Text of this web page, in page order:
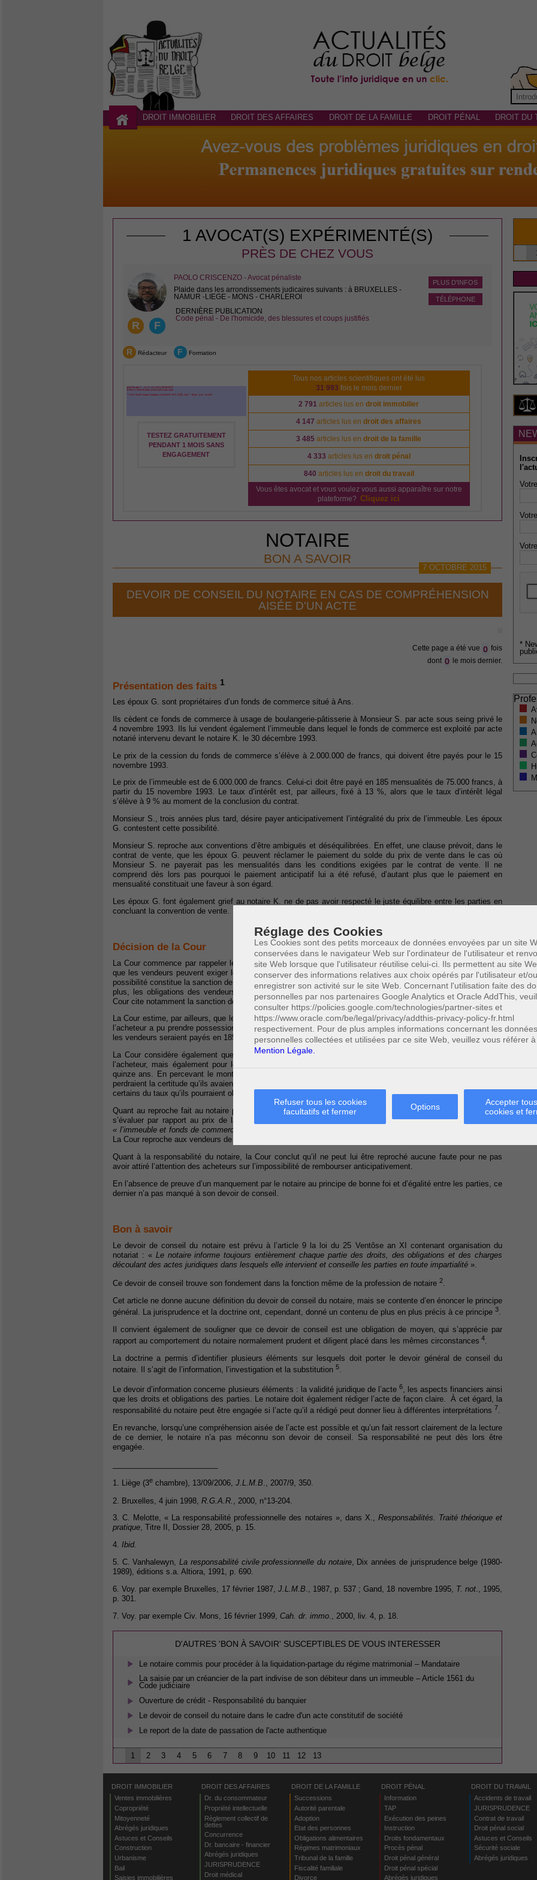
Réglage des Cookies
Les Cookies sont des petits morceaux de données envoyées par un site
conservées dans le navigateur Web sur l'ordinateur de l'utilisateur et
site Web lorsque que l'utilisateur réutilise celui-ci. Ils permettent au site
conserver des informations relatives aux choix opérés par l'utilisateur et/
enregistrer son activité sur le site Web. Concernant l'utilisation faite des
personnelles par nos partenaires Google Analytics et Oracle AddThis,
consulter https://policies.google.com/technologies/partner-sites et
https://www.oracle.com/be/legal/privacy/addthis-privacy-policy-fr.html
respectivement. Pour de plus amples informations concernant les données
personnelles collectées et utilisées par ce site Web, veuillez vous référer
Mention Légale.
Refuser tous les cookies
facultatifs et fermer
Options
Accepter
cookies et
DROIT IMMOBILIER DROIT DES AFFAIRES DROIT DE LA FAMILLE DROIT PÉNAL DROIT DU
1 AVOCAT(S) EXPÉRIMENTÉ(S)
PRÈS DE CHEZ VOUS
R F
PLUS D'INFOS
TÉLÉPHONE
PAOLO CRISCENZO - Avocat pénaliste
Plaide dans les arrondissements judicaires suivants : à BRUXELLES -
NAMUR -LIEGE - MONS - CHARLEROI
DERNIÈRE PUBLICATION
Code pénal - De l'homicide, des blessures et coups justifiés
R Rédacteur F Formation
TESTEZ GRATUITEMENT
PENDANT 1 MOIS SANS
ENGAGEMENT
Tous nos articles scientifiques ont été lus
31 993 fois le mois dernier
2 791 articles lus endroit immobilier
4 147 articles lus endroit des affaires
3 485 articles lus endroit de la famille
4 333 articles lus en droit pénal
840 articles lus en droit du travail
Vous êtes avocat et vous voulez vous aussi apparaître sur notre
plateforme? Cliquez ici
NOTAIRE
BON A SAVOIR
7 OCTOBRE 2015
DEVOIR DE CONSEIL DU NOTAIRE EN CAS DE COMPRÉHENSION
AISÉE D'UN ACTE
Cette page a été vue 0 fois
dont 0 le mois dernier.
Présentation des faits 1
Les époux G. sont propriétaires d’un fonds de commerce situé à Ans.
Ils cèdent ce fonds de commerce à usage de boulangerie-pâtisserie à Monsieur S. par acte sous seing privé le
4 novembre 1993. Ils lui vendent également l’immeuble dans lequel le fonds de commerce est exploité par acte
notarié intervenu devant le notaire K. le 30 décembre 1993.
Le prix de la cession du fonds de commerce s’élève à 2.000.000 de francs, qui doivent être payés pour le 15
novembre 1993.
Le prix de l’immeuble est de 6.000.000 de francs. Celui-ci doit être payé en 185 mensualités de 75.000 francs, à
partir du 15 novembre 1993. Le taux d’intérêt est, par ailleurs, fixé à 13 %, alors que le taux d’intérêt légal
s’élève à 9 % au moment de la conclusion du contrat.
Monsieur S., trois années plus tard, désire payer anticipativement l’intégralité du prix de l’immeuble. Les époux
G. contestent cette possibilité.
Monsieur S. reproche aux conventions d’être ambiguës et déséquilibrées. En effet, une clause prévoit, dans le
contrat de vente, que les époux G. peuvent réclamer le paiement du solde du prix de vente dans le cas où
Monsieur S. ne payerait pas les mensualités dans les conditions exigées par le contrat de vente. Il ne
comprend dès lors pas pourquoi le paiement anticipatif lui a été refusé, d’autant plus que le paiement en
mensualité constituait une faveur à son égard.
Les époux G. font également grief au notaire K. ne de pas avoir respecté le juste équilibre entre les parties en
concluant la convention de vente.
Décision de la Cour
La Cour commence par rappeler les différentes obligations qui pèsent sur les deux parties. Même s’il est vrai
que les vendeurs peuvent exiger le paiement du solde du prix en cas de non-paiement des mensualités, cette
possibilité constitue la sanction de l’inexécution de l’acheteur et ne peut être exercé que dans un cas précis. De
plus, les obligations des vendeurs étaient également sanctionnées en cas de non-exécution de celles-ci. La
Cour cite notamment la sanction de l’obligation de non-concurrence dont faisaient l’objet les vendeurs.
La Cour estime, par ailleurs, que les obligations conventionnelles des deux parties sont équilibrées dès lors que
l’acheteur a pu prendre possession immédiatement du fonds de commerce, ainsi que de l’immeuble, alors que
les vendeurs seraient payés en 185 fois.
La Cour considère également que le paiement en 185 mensualités n’était pas uniquement un avantage pour
l’acheteur, mais également pour les vendeurs qui se voyaient offrir une somme fixe tous les mois pendant
quinze ans. En percevant le montant du prix de la vente en une seule fois, la Cour estime que les vendeurs
perdraient la certitude qu’ils avaient de recevoir le même montant tous les mois pendant quinze ans, n’étant pas
certains du taux qu’ils pourraient obtenir en plaçant l’argent reçu en une fois.
Quant au reproche fait au notaire par les vendeurs, la Cour rappelle que le juste équilibre entre les parties doit
s’évaluer par rapport au prix de la vente. La question qu’il convient dès lors de se poser est la suivante :
« l’immeuble et fonds de commerce valaient-ils le prix exigé par les vendeurs selon les modalités prévues ? »
La Cour reproche aux vendeurs de ne pas donner d’argument à ce sujet et déclare dès lors le moyen non-fondé.
Quant à la responsabilité du notaire, la Cour conclut qu’il ne peut lui être reproché aucune faute pour ne pas
avoir attiré l’attention des acheteurs sur l’impossibilité de rembourser anticipativement.
En l’absence de preuve d’un manquement par le notaire au principe de bonne foi et d’égalité entre les parties, ce
dernier n’a pas manqué à son devoir de conseil.
Bon à savoir
Le devoir de conseil du notaire est prévu à l’article 9 la loi du 25 Ventôse an XI contenant organisation du
notariat : « Le notaire informe toujours entièrement chaque partie des droits, des obligations et des charges
découlant des actes juridiques dans lesquels elle intervient et conseille les parties en toute impartialité ».
Ce devoir de conseil trouve son fondement dans la fonction même de la profession de notaire 2.
Cet article ne donne aucune définition du devoir de conseil du notaire, mais se contente d’en énoncer le principe
général. La jurisprudence et la doctrine ont, cependant, donné un contenu de plus en plus précis à ce principe 3.
Il convient également de souligner que ce devoir de conseil est une obligation de moyen, qui s’apprécie par
rapport au comportement du notaire normalement prudent et diligent placé dans les mêmes circonstances 4.
La doctrine a permis d’identifier plusieurs éléments sur lesquels doit porter le devoir général de conseil du
notaire. Il s’agit de l’information, l’investigation et la substitution 5.
Le devoir d’information concerne plusieurs éléments : la validité juridique de l’acte 6, les aspects financiers ainsi
que les droits et obligations des parties. Le notaire doit également rédiger l’acte de façon claire. À cet égard, la
responsabilité du notaire peut être engagée si l’acte qu’il a rédigé peut donner lieu à différentes interprétations 7.
En revanche, lorsqu’une compréhension aisée de l’acte est possible et qu’un fait ressort clairement de la lecture
de ce dernier, le notaire n’a pas méconnu son devoir de conseil. Sa responsabilité ne peut dès lors être
engagée.
1. Liège (3e chambre), 13/09/2006, J.L.M.B., 2007/9, 350.
2. Bruxelles, 4 juin 1998, R.G.A.R.
, 2000, n°13-204.
3. C. Melotte, « La responsabilité professionnelle des notaires », dans X., Responsabilités. Traité théorique et
pratique, Titre II, Dossier 28, 2005, p. 15.
4. Ibid.
5. C. Vanhalewyn,La responsabilité civile professionnelle du notaire, Dix années de jurisprudence belge (1980-
1989), éditions s.a. Altiora, 1991, p. 690.
6. Voy. par exemple Bruxelles, 17 février 1987, J.L.M.B ., 1987, p. 537 ; Gand, 18 novembre 1995, T. not., 1995,
p. 301.
7. Voy. par exemple Civ. Mons, 16 février 1999, Cah. dr. immo ., 2000, liv. 4, p. 18.
D'AUTRES 'BON À SAVOIR' SUSCEPTIBLES DE VOUS INTERESSER
Le notaire commis pour procéder à la liquidation-partage du régime matrimonial – Mandataire
La saisie par un créancier de la part indivise de son débiteur dans un immeuble – Article 1561 du
Code judiciaire
Ouverture de crédit - Responsabilité du banquier
Le devoir de conseil du notaire dans le cadre d'un acte constitutif de société
Le report de la date de passation de l'acte authentique
1 2 3 4 5 6 7 8 9 10 11 12 13
*
DROIT IMMOBILIER
Ventes immobilières
Copropriété
Mitoyenneté
Abrégés juridiques
Astuces et Conseils
Construction
Urbanisme
Bail
Saisies immobilières
DROIT DES AFFAIRES
Dr. du consommateur
Propriété intellectuelle
Règlement collectif de
dettes
Concurrence
Dr. bancaire - financier
Abrégés juridiques
JURISPRUDENCE
Droit médical
DROIT DE LA FAMILLE
Successions
Autorité parentale
Adoption
Etat des personnes
Obligations alimentaires
Régimes matrimoniaux
Tribunal de la famille
Fiscalité familiale
Divorce
DROIT PÉNAL
Information
TAP
Exécution des peines
Instruction
Droits fondamentaux
Procès pénal
Droit pénal général
Droit pénal spécial
Abrégés juridiques
DROIT DU TRAVAIL
Accidents de travail
JURISPRUDENCE
Contrat de travail
Droit pénal social
Astuces et Conseils
Sécurité sociale
Abrégés juridiques